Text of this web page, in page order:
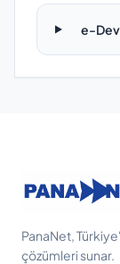
e-
PanaNet,
çözümleri sunar.